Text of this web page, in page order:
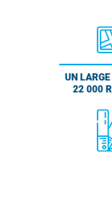
UN LARGE
22 000